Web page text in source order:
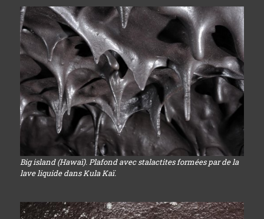
Big island (Hawaï). Plafond avec stalactites formées par de la
lave liquide dans Kula Kaï.